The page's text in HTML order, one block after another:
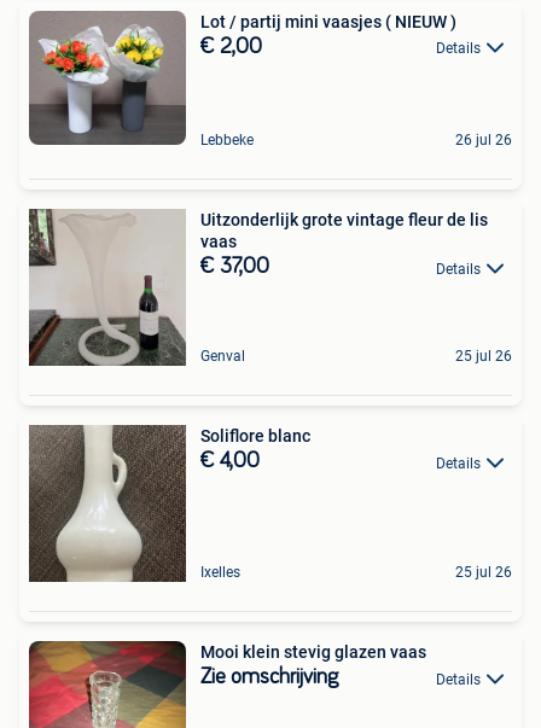
Lot / partij mini vaasjes ( NIEUW )
€ 2,00 Details
Lebbeke 26 jul 26
Uitzonderlijk grote vintage fleur de lis
vaas
€ 37,00 Details
Genval 25 jul 26
Soliflore blanc
€ 4,00 Details
Ixelles 25 jul 26
Mooi klein stevig glazen vaas
Zie omschrijving Details